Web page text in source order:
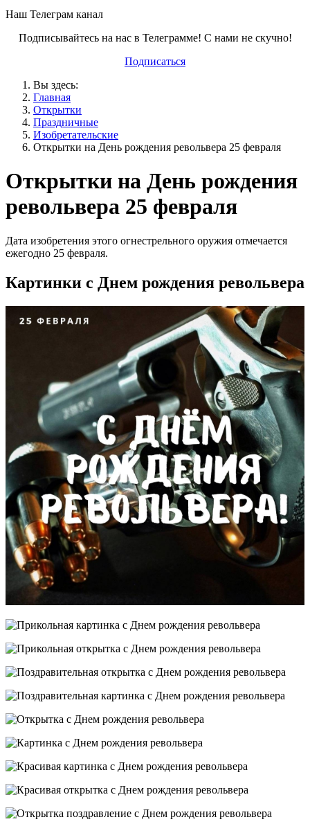
Наш Телеграм канал
Подписывайтесь на нас в Телеграмме! С нами не скучно!
Подписаться
Вы здесь:
Главная
Открытки
Праздничные
Изобретательские
Открытки на День рождения револьвера 25 февраля
Открытки на День рождения
револьвера 25 февраля
Дата изобретения этого огнестрельного оружия отмечается
ежегодно 25 февраля.
Картинки с Днем рождения револьвера